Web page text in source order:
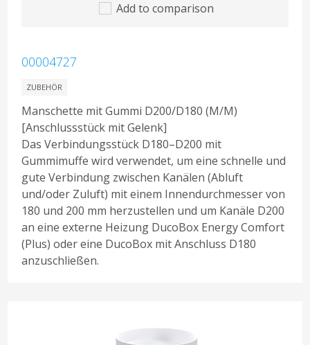
Add to comparison
00004727
ZUBEHÖR
Manschette mit Gummi D200/D180 (M/M)
[Anschlussstück mit Gelenk]
Das Verbindungsstück D180–D200 mit
Gummimuffe wird verwendet, um eine schnelle und
gute Verbindung zwischen Kanälen (Abluft
und/oder Zuluft) mit einem Innendurchmesser von
180 und 200 mm herzustellen und um Kanäle D200
an eine externe Heizung DucoBox Energy Comfort
(Plus) oder eine DucoBox mit Anschluss D180
anzuschließen.